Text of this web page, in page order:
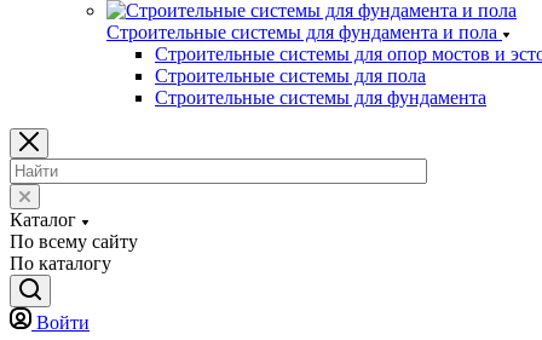
Строительные системы для фундамента и пола
Строительные системы для опор мостов и
Строительные системы для пола
Строительные системы для фундамента
Каталог
По всему сайту
По каталогу
Войти